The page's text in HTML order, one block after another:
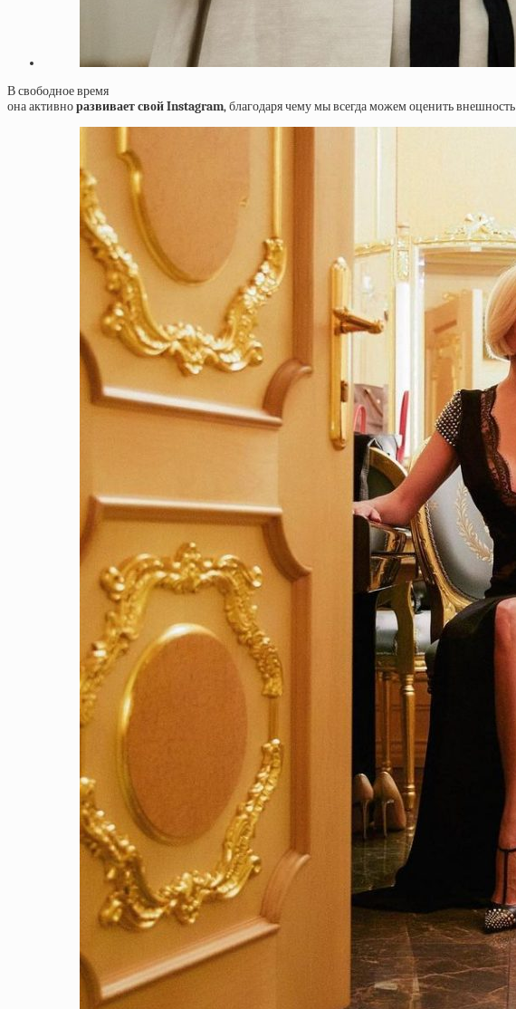
В свободное время
она активноразвивает свойInstagram, благодаря чему мы всегда можем оценить внешность